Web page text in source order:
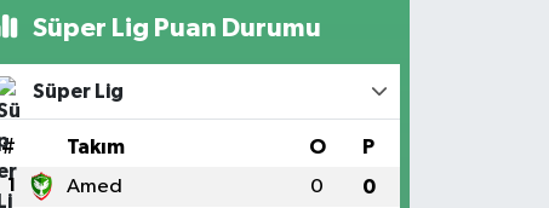
Süper Lig Puan Durumu
Süper Lig
# Takım O P
1 Amed 0 0